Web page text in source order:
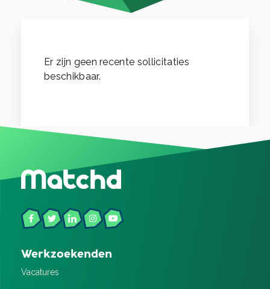
Er zijn geen recente sollicitaties
beschikbaar.
Werkzoekenden
Vacatures